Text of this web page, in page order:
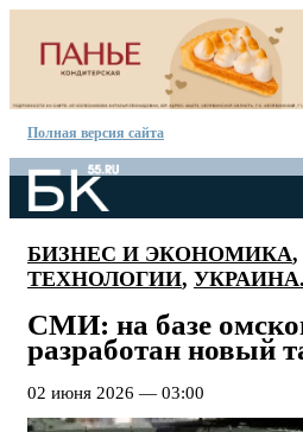
Полная версия сайта
БИЗНЕС И ЭКОНОМИКА,
ТЕХНОЛОГИИ,
СМИ: на базе
разработан новый
02 июня 2026 — 03:00